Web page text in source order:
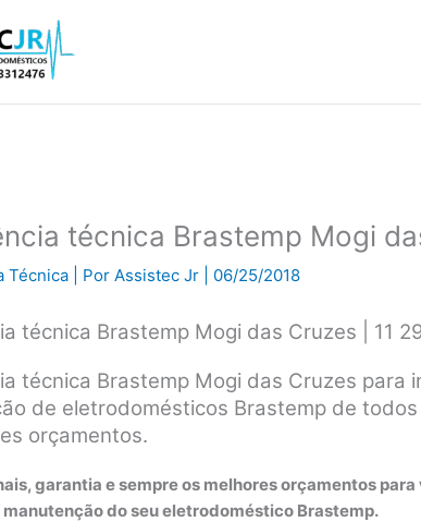
técnica Brastemp Mogi
Técnica | Por Assistec Jr 06/25/2018
técnica Brastemp Mogi das Cruzes | 11
técnica Brastemp Mogi das Cruzes para
de eletrodomésticos Brastemp de
orçamentos.
garantia e sempre os melhores orçamentos
do seu eletrodoméstico Brastemp.